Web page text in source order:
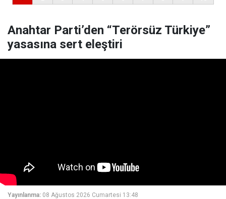
Anahtar Parti’den “Terörsüz Türkiye”
yasasına sert eleştiri
Yayınlanma: 08 Ağustos 2026 Cumartesi 13:48